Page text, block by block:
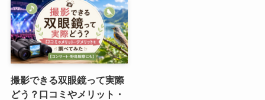
撮影できる双眼鏡って実際
どう？口コミやメリット・